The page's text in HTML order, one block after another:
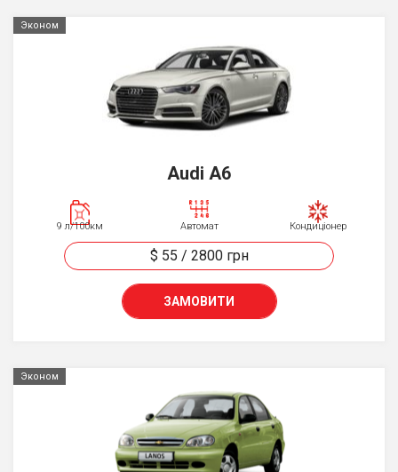
Эконом
Audi A6
9 л/100км Автомат Кондиціонер
$ 55 / 2800 грн
ЗАМОВИТИ
Эконом